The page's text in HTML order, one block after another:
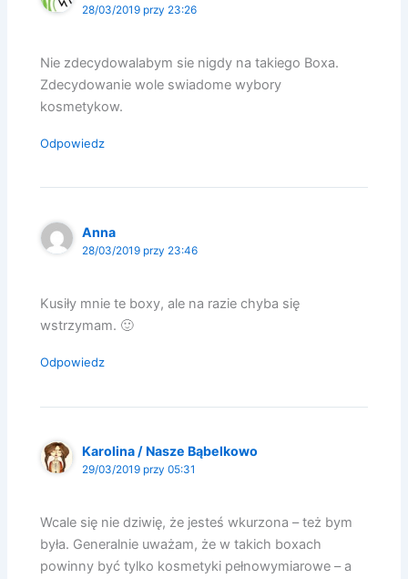
28/03/2019 przy 23:26
Nie zdecydowalabym sie nigdy na takiego Boxa.
Zdecydowanie wole swiadome wybory
kosmetykow.
Odpowiedz
Anna
28/03/2019 przy 23:46
Kusiły mnie te boxy, ale na razie chyba się
wstrzymam. 🙂
Odpowiedz
Karolina / Nasze Bąbelkowo
29/03/2019 przy 05:31
Wcale się nie dziwię, że jesteś wkurzona – też bym
była. Generalnie uważam, że w takich boxach
powinny być tylko kosmetyki pełnowymiarowe – a